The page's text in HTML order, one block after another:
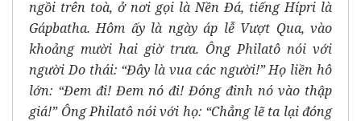
ngồi trên toà, ở nơi gọi là Nền Đá, tiếng Hípri là
Gápbatha. Hôm ấy là ngày áp lễ Vượt Qua, vào
khoảng mười hai giờ trưa. Ông Philatô nói với
người Do thái: “Đây là vua các người!” Họ liền hô
lớn: “Đem đi! Đem nó đi! Đóng đinh nó vào thập
giá!” Ông Philatô nói với họ: “Chẳng lẽ ta lại đóng